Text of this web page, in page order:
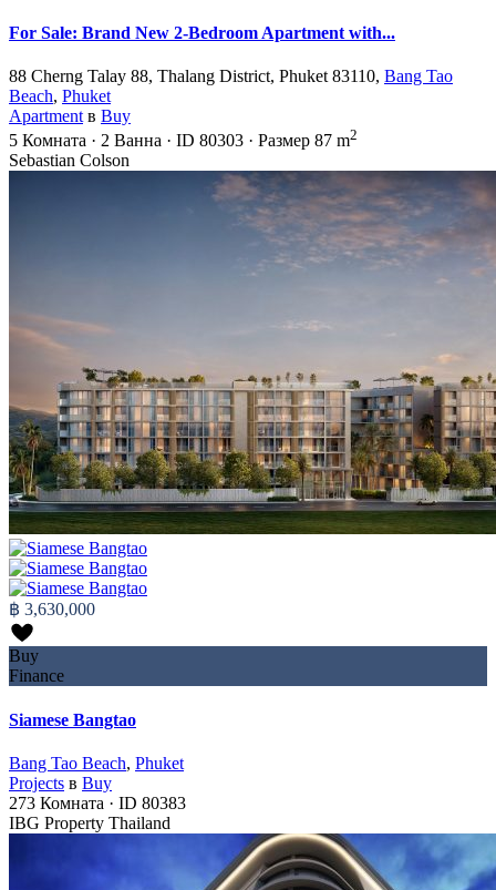
For Sale: Brand New 2-Bedroom Apartment with...
88 Cherng Talay 88, Thalang District, Phuket 83110, Bang Tao
Beach, Phuket
Apartment в Buy
5 Комната · 2 Ванна · ID 80303 · Размер 87 m2
Sebastian Colson
฿ 3,630,000
Buy
Finance
Siamese Bangtao
Bang Tao Beach, Phuket
Projects в Buy
273 Комната · ID 80383
IBG Property Thailand